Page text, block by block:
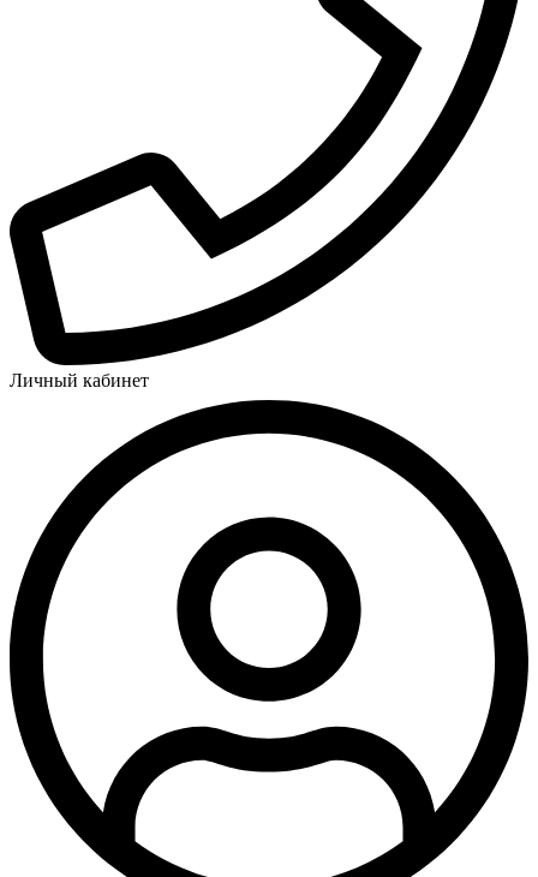
Личный кабинет